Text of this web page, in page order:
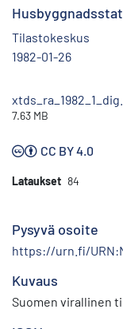
Tilastokeskus
1982-01-26
7.63 MB
CC BY 4.0
Lataukset 84
Pysyvä osoite
https://urn.fi/
Kuvaus
Suomen virallinen